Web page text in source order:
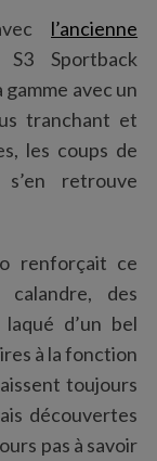
l’ancienne
Sportback
avec un
tranchant et
les coups de
retrouve
renforçait ce
des
d’un bel
à la fonction
toujours
découvertes
pas à savoir